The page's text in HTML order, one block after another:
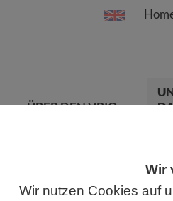
Wir
Wir nutzen Cookies auf
ÜBER DEN VBIO